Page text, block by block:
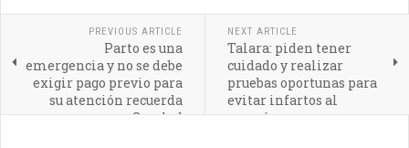
PREVIOUS ARTICLE
Parto es una
emergencia y no se debe
exigir pago previo para
su atención recuerda
Susalud
NEXT ARTICLE
Talara: piden tener
cuidado y realizar
pruebas oportunas para
evitar infartos al
corazón